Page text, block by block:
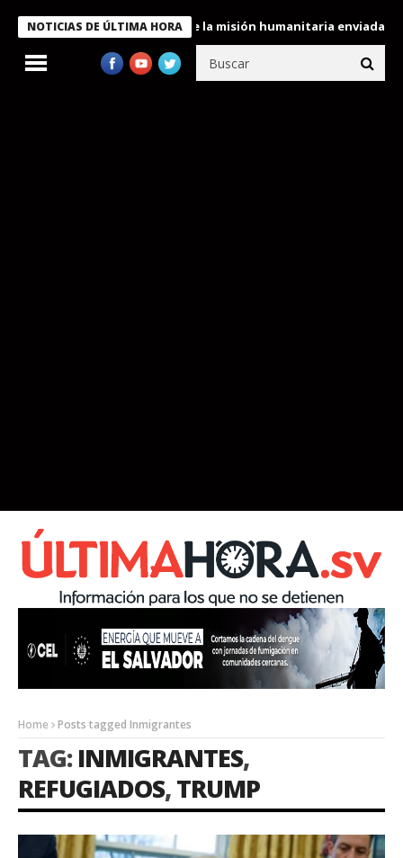
NOTICIAS DE ÚLTIMA HORA
a miembros de la misión humanitaria enviada a Venezuela
Home Posts tagged Inmigrantes
TAG:INMIGRANTES,
REFUGIADOS,TRUMP